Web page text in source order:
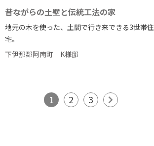
昔ながらの土壁と伝統工法の家
地元の木を使った、土間で行き来できる3世帯住
宅。
下伊那郡阿南町
K様邸
1 2 3